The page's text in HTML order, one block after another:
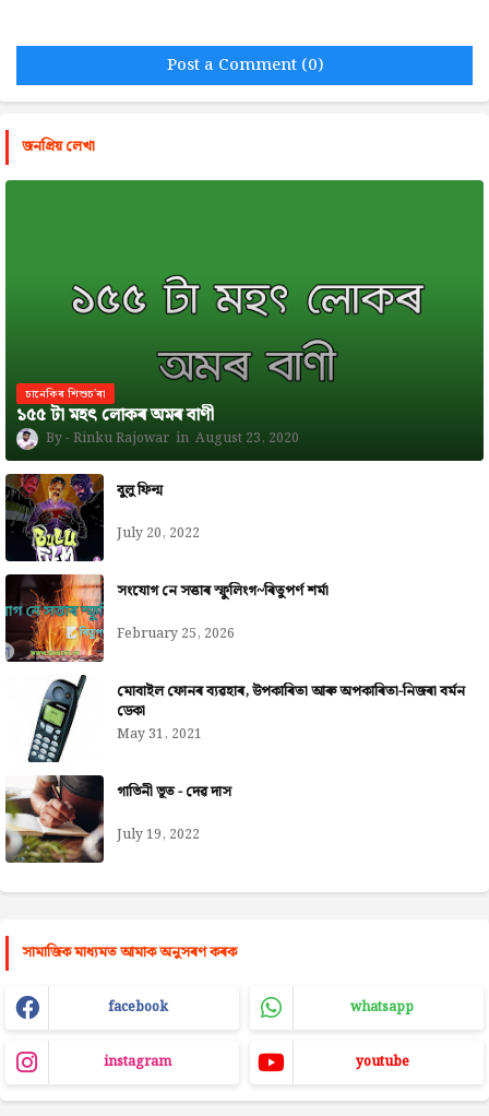
Post a Comment (0)
জনপ্রিয় লেখা
চানেকিৰ শিশুচ'ৰা
১৫৫ টা মহৎ লোকৰ অমৰ বাণী
Rinku Rajowar August 23, 2020
বুলু ফিল্ম
July 20, 2022
সংযোগ নে সত্তাৰ স্ফুলিংগ~ৰিতুপৰ্ণ শৰ্মা
February 25, 2026
মোবাইল ফোনৰ ব্যৱহাৰ, উপকাৰিতা আৰু অপকাৰিতা-নিজৰা বৰ্মন
ডেকা
May 31, 2021
গাভিনী ভূত - দেৱ দাস
July 19, 2022
সামাজিক মাধ্যমত আমাক অনুসৰণ কৰক
facebook whatsapp
instagram youtube